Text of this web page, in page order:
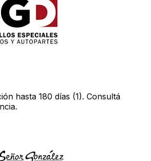
hasta 180 días (1). Consultá